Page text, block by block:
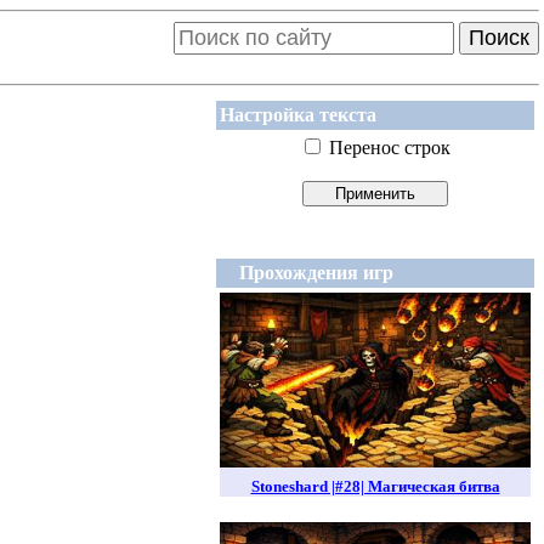
Поиск
Настройка текста
Перенос строк
Прохождения игр
Stoneshard |#28| Магическая битва